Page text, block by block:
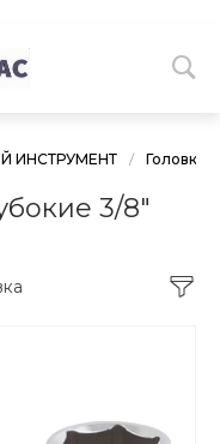
ИНСТРУМЕНТ / Головки
3/8"